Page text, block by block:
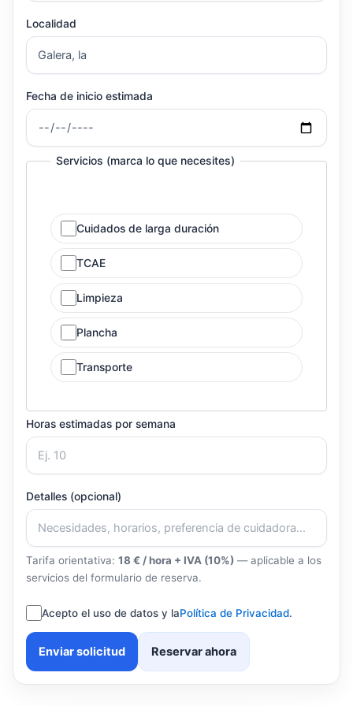
Localidad
Fecha de inicio estimada
Servicios (marca lo que necesites)
Cuidados de larga duración
TCAE
Limpieza
Plancha
Transporte
Horas estimadas por semana
Detalles (opcional)
Tarifa orientativa: 18 € / hora + IVA (10%) — aplicable a los
servicios del formulario de reserva.
Acepto el uso de datos y laPolítica de Privacidad.
Enviar solicitud Reservar ahora